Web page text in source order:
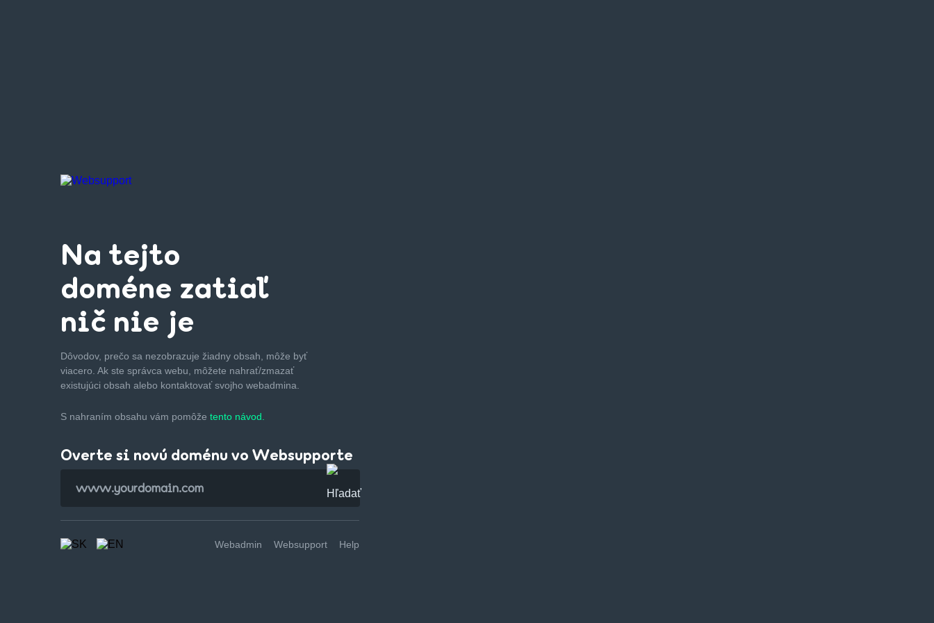
Na tejto
doméne zatiaľ
nič nie je
Dôvodov, prečo sa nezobrazuje žiadny obsah, môže byť
viacero. Ak ste správca webu, môžete nahrať/zmazať
existujúci obsah alebo kontaktovať svojho webadmina.
S nahraním obsahu vám pomôže tento návod.
Overte si novú doménu vo Websupporte
Webadmin Websupport Help